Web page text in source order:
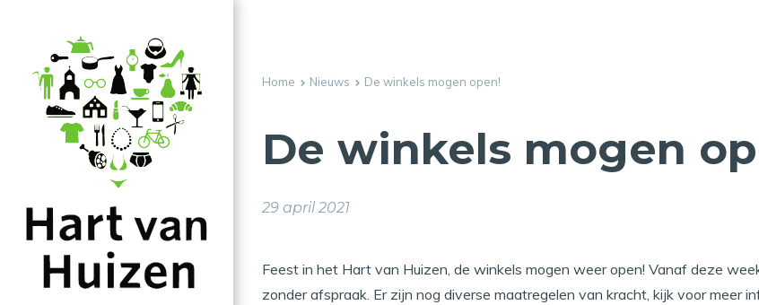
Home Nieuws De winkels mogen open!
De winkels mogen
29 april 2021
Feest in het Hart van Huizen, de winkels mogen weer open! Vanaf deze
zonder afspraak. Er zijn nog diverse maatregelen van kracht, kijk voor meer